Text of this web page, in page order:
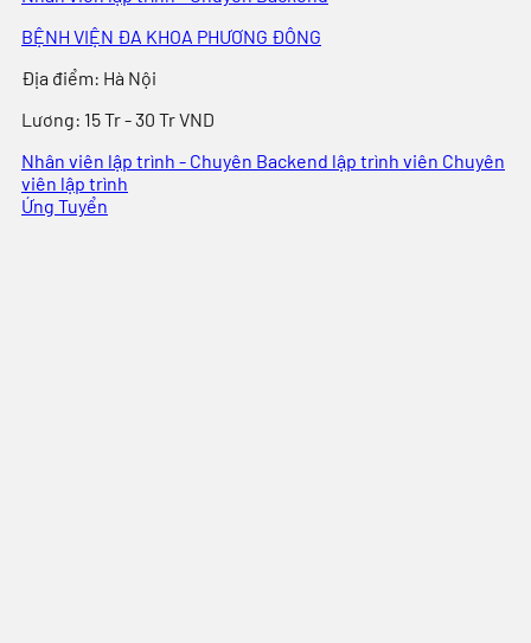
BỆNH VIỆN ĐA KHOA PHƯƠNG ĐÔNG
Địa điểm: Hà Nội
Lương: 15 Tr - 30 Tr VND
Nhân viên lập trình - Chuyên Backend lập trình viên Chuyên
viên lập trình
Ứng Tuyển